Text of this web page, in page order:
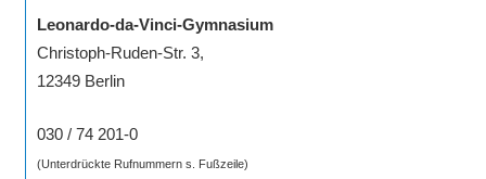
Leonardo-da-Vinci-Gymnasium
Christoph-Ruden-Str. 3,
12349 Berlin
030 / 74 201-0
(Unterdrückte Rufnummern s. Fußzeile)